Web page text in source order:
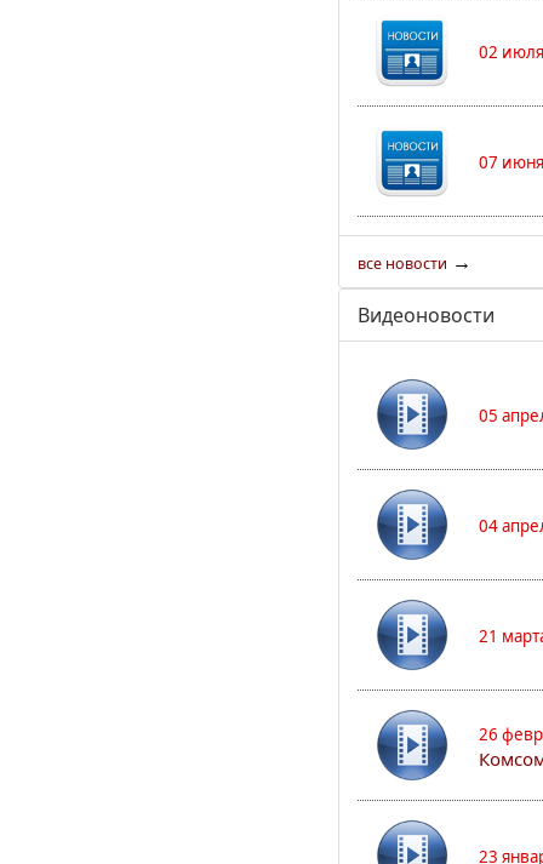
02
07
все новости →
Видеоновости
05
04
21
26
23